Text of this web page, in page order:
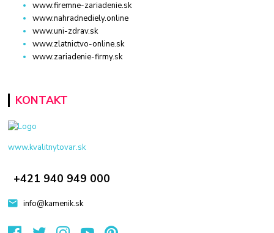
www.firemne-zariadenie.sk
www.nahradnediely.online
www.uni-zdrav.sk
www.zlatnictvo-online.sk
www.zariadenie-firmy.sk
KONTAKT
www.kvalitnytovar.sk
+421 940 949 000
info@kamenik.sk